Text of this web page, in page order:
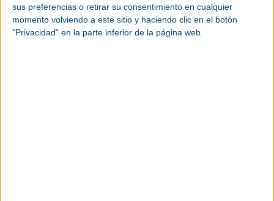
sus preferencias o retirar su consentimiento en cualquier
momento volviendo a este sitio y haciendo clic en el botón
"Privacidad" en la parte inferior de la página web.